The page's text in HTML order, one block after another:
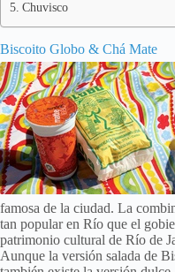
Chuvisco
Biscoito Globo & Chá Mate
famosa de la ciudad. La
tan popular en Río que el
patrimonio cultural de Río de
Aunque la versión salada de